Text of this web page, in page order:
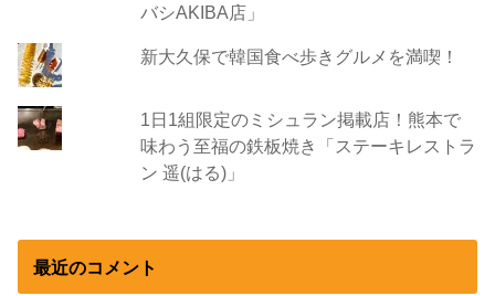
バシAKIBA店」
新大久保で韓国食べ歩きグルメを満喫！
1日1組限定のミシュラン掲載店！熊本で
味わう至福の鉄板焼き「ステーキレストラ
ン 遥(はる)」
最近のコメント